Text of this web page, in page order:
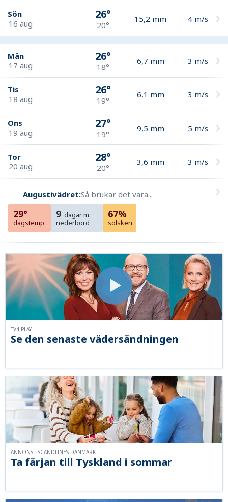
Sön
16 aug
26°
20°
15,2 mm 4 m/s
Mån
17 aug
26°
18°
6,7 mm 3 m/s
Tis
18 aug
26°
19°
6,1 mm 3 m/s
Ons
19 aug
27°
19°
9,5 mm 5 m/s
Tor
20 aug
28°
20°
3,6 mm 3 m/s
Augustivädret:Så brukar det vara...
29°
dagstemp
9 dagar m.
nederbörd
67%
solsken
Se den senaste vädersändningen
TV4 PLAY
Ta färjan till Tyskland i sommar
ANNONS - SCANDLINES DANMARK